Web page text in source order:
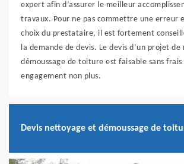
expert afin d’assurer le meilleur
travaux. Pour ne pas commettre une erreur
choix du prestataire, il est fortement
la demande de devis. Le devis d’un projet
démoussage de toiture est faisable sans frais
engagement non plus.
Devis nettoyage et démoussage de